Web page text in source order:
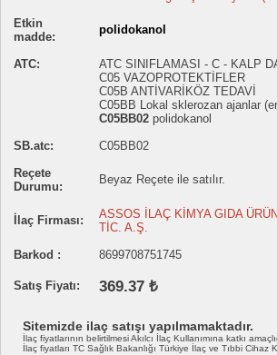
Etkin
madde:
polidokanol
ATC:
ATC SINIFLAMASI - C - KALP
C05 VAZOPROTEKTİFLER
C05B ANTİVARİKÖZ TEDAVİ
C05BB Lokal sklerozan ajanlar
C05BB02 polidokanol
SB.atc:
C05BB02
Reçete
Durumu:
Beyaz Reçete ile satılır.
İlaç Firması:
ASSOS İLAÇ KİMYA GIDA
TİC. A.Ş.
Barkod :
8699708751745
Satış Fiyatı: 369.37 ₺
Sitemizde ilaç satışı yapılmamaktadır.
İlaç fiyatlarının belirtilmesi Akılcı İlaç Kullanımına katkı
İlaç fiyatları TC Sağlık Bakanlığı Türkiye İlaç ve Tıbbi Cihaz